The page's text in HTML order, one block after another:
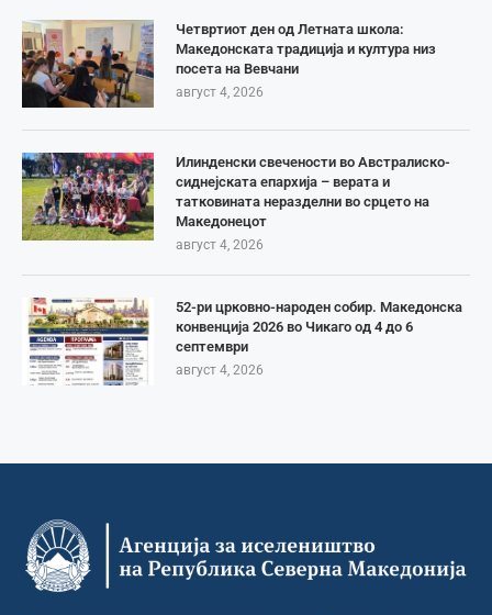
Четвртиот ден од Летната школа:
Македонската традиција и култура низ
посета на Вевчани
август 4, 2026
Илинденски свечености во Австралиско-
сиднејската епархија – верата и
татковината неразделни во срцето на
Македонецот
август 4, 2026
52-ри црковно-народен собир. Македонска
конвенција 2026 во Чикаго од 4 до 6
септември
август 4, 2026